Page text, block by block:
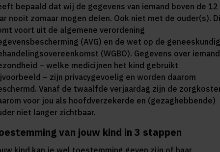
bepaald dat wij de gegevens van iemand boven de 12
nooit zomaar mogen delen. Ook niet met de ouder(s).
voort uit de algemene verordening
(AVG) en de wet op de
(WGBO). Gegevens over
– welke medicijnen het kind gebruikt
– zijn privacygevoelig en worden daarom
Vanaf de twaalfde verjaardag zijn de
voor jou als hoofdverzekerde en (gezaghebbende)
niet langer zichtbaar.
van jouw kind in 3 stappen
kind kan je wel toestemming geven zijn of haar